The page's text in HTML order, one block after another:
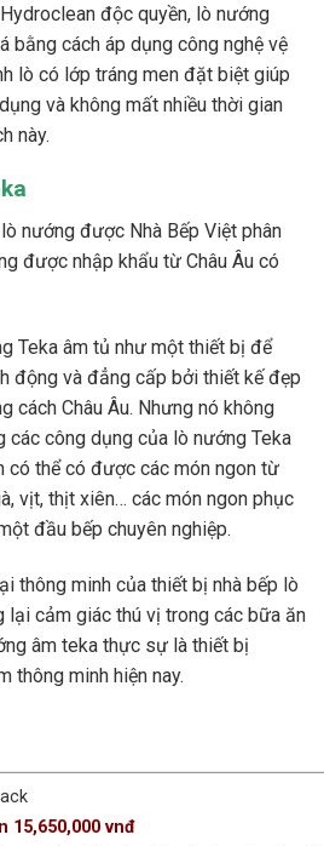
độc quyền, lò nướng
bằng cách áp dụng công nghệ vệ
lò có lớp tráng men đặt biệt giúp
và không mất nhiều thời gian
này.
nướng được Nhà Bếp Việt phân
được nhập khẩu từ Châu Âu có
Teka âm tủ như một thiết bị để
động và đẳng cấp bởi thiết kế đẹp
cách Châu Âu. Nhưng nó không
các công dụng của lò nướng Teka
có thể có được các món ngon từ
vịt, thịt xiên… các món ngon phục
đầu bếp chuyên nghiệp.
thông minh của thiết bị nhà bếp lò
lại cảm giác thú vị trong các bữa ăn
âm teka thực sự là thiết bị
thông minh hiện nay.
15,650,000 vnđ